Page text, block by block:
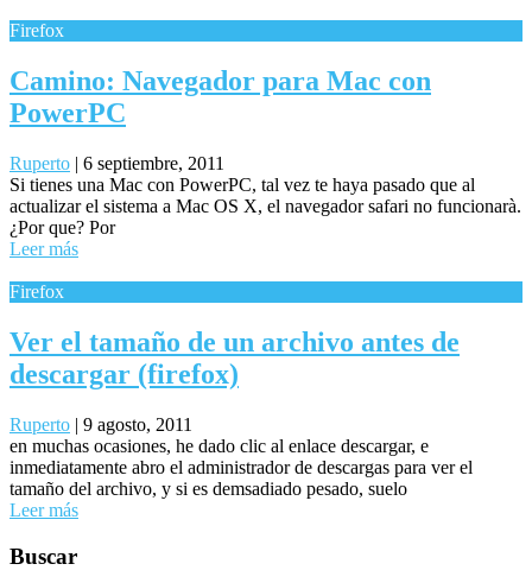
Firefox
Camino: Navegador para Mac con
PowerPC
Ruperto | 6 septiembre, 2011
Si tienes una Mac con PowerPC, tal vez te haya pasado que al
actualizar el sistema a Mac OS X, el navegador safari no funcionarà.
¿Por que? Por
Leer más
Firefox
Ver el tamaño de un archivo antes de
descargar (firefox)
Ruperto | 9 agosto, 2011
en muchas ocasiones, he dado clic al enlace descargar, e
inmediatamente abro el administrador de descargas para ver el
tamaño del archivo, y si es demsadiado pesado, suelo
Leer más
Buscar